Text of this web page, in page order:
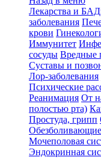
Лекарства и
заболевания
крови
Иммунитет
сосуды Вредные
Суставы и
Лор-заболевания
Психические
Реанимация От
полостью рта)
Простуда, грипп
Обезболивающие
Мочеполовая
Эндокринная